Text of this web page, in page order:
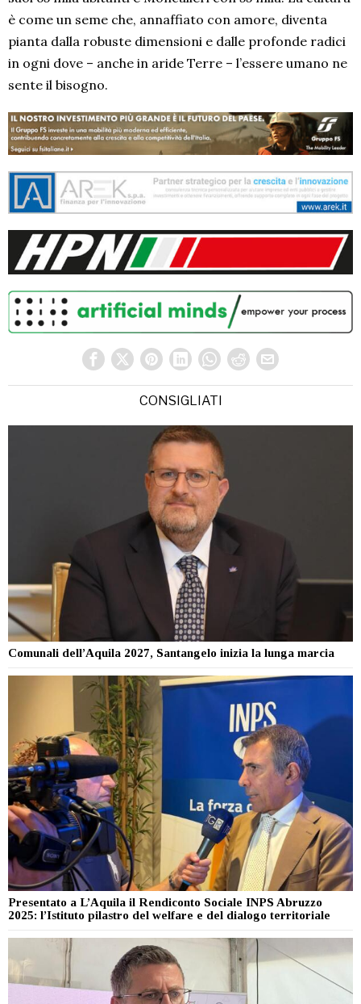
è come un seme che, annaffiato con amore, diventa
pianta dalla robuste dimensioni e dalle profonde radici
in ogni dove – anche in aride Terre – l’essere umano ne
sente il bisogno.
CONSIGLIATI
Comunali dell’Aquila 2027, Santangelo inizia la lunga marcia
Presentato a L’Aquila il Rendiconto Sociale INPS Abruzzo
2025: l’Istituto pilastro del welfare e del dialogo territoriale